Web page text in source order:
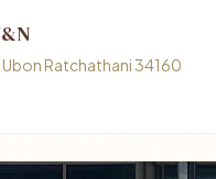
Ratchathani 34160